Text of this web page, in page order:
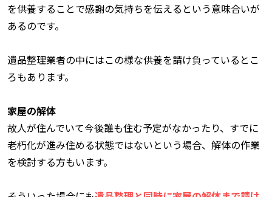
を供養することで感謝の気持ちを伝えるという意味合いが
あるのです。
遺品整理業者の中にはこの様な供養を請け負っているとこ
ろもあります。
家屋の解体
故人が住んでいて今後誰も住む予定がなかったり、すでに
老朽化が進み住める状態ではないという場合、解体の作業
を検討する方もいます。